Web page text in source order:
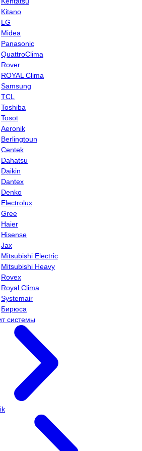
Kitano
LG
Midea
Panasonic
QuattroClima
Rover
ROYAL Clima
Samsung
TCL
Toshiba
Tosot
Aeronik
Berlingtoun
Centek
Dahatsu
Daikin
Dantex
Denko
Electrolux
Gree
Haier
Hisense
Jax
Mitsubishi Electric
Mitsubishi Heavy
Rovex
Royal Clima
Systemair
Бирюса
системы